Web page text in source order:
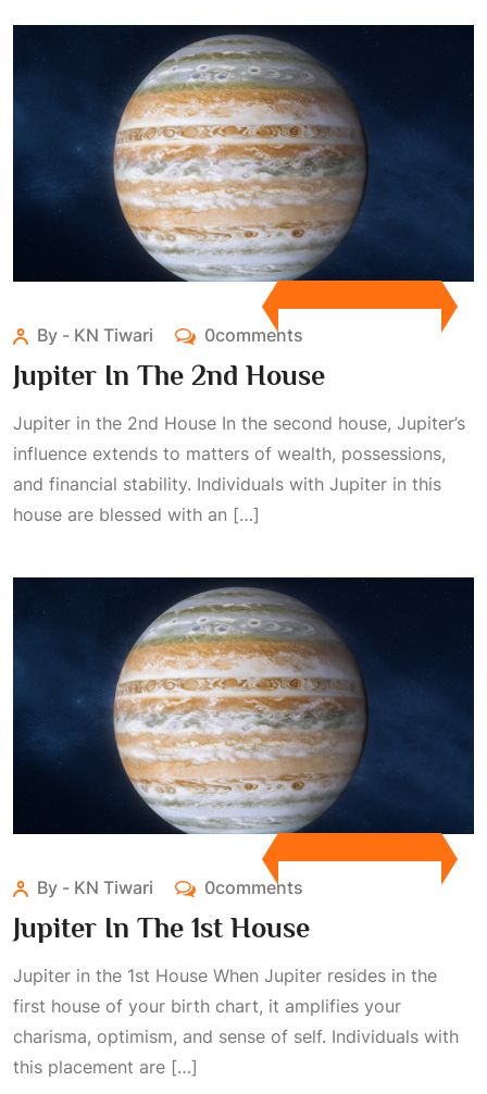
By - KN Tiwari 0comments
Jupiter In The 2nd House
Jupiter in the 2nd House In the second house, Jupiter’s
influence extends to matters of wealth, possessions,
and financial stability. Individuals with Jupiter in this
house are blessed with an […]
By - KN Tiwari 0comments
Jupiter In The 1st House
Jupiter in the 1st House When Jupiter resides in the
first house of your birth chart, it amplifies your
charisma, optimism, and sense of self. Individuals with
this placement are […]